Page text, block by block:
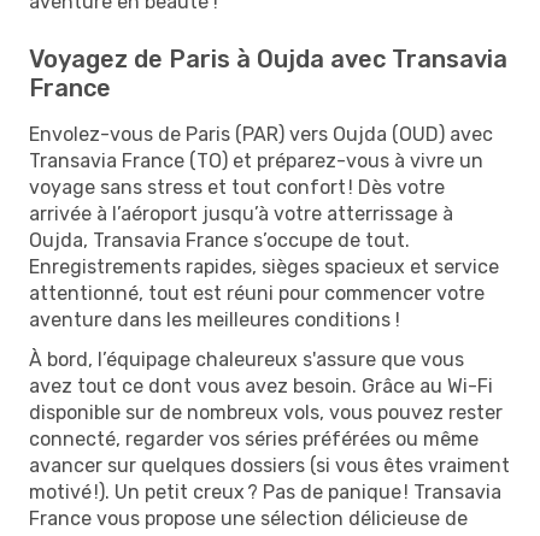
Voyagez de Paris à Oujda avec Transavia
France
Envolez-vous de Paris (PAR) vers Oujda (OUD) avec
Transavia France (TO) et préparez-vous à vivre un
voyage sans stress et tout confort ! Dès votre
arrivée à l’aéroport jusqu’à votre atterrissage à
Oujda, Transavia France s’occupe de tout.
Enregistrements rapides, sièges spacieux et service
attentionné, tout est réuni pour commencer votre
aventure dans les meilleures conditions !
À bord, l’équipage chaleureux s'assure que vous
avez tout ce dont vous avez besoin. Grâce au Wi-Fi
disponible sur de nombreux vols, vous pouvez rester
connecté, regarder vos séries préférées ou même
avancer sur quelques dossiers (si vous êtes vraiment
motivé !). Un petit creux ? Pas de panique ! Transavia
France vous propose une sélection délicieuse de